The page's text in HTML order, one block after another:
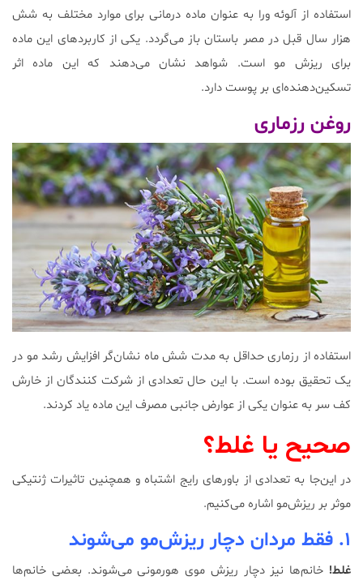
استفاده از آلوئه ورا به عنوان ماده درمانی برای موارد مختلف به شش
هزار سال قبل در مصر باستان باز می‌گردد. یکی از کاربرد‌های این ماده
برای ریزش مو است. شواهد نشان می‌دهند که این ماده اثر
تسکین‌دهنده‌ای بر پوست دارد.
روغن رزماری
استفاده از رزماری حداقل به مدت شش ماه نشان‌گر افزایش رشد مو در
یک تحقیق بوده است. با این حال تعدادی از شرکت کنندگان از خارش
کف سر به عنوان یکی از عوارض جانبی مصرف این ماده یاد کردند.
صحیح یا غلط؟
در این‌جا به تعدادی از باورهای رایج اشتباه و همچنین تاثیرات ژنتیکی
موثر بر ریزش‌مو اشاره می‌کنیم.
۱. فقط مردان دچار ریزش‌مو می‌شوند
غلط! خانم‌ها نیز دچار ریزش موی هورمونی می‌شوند. بعضی خانم‌ها